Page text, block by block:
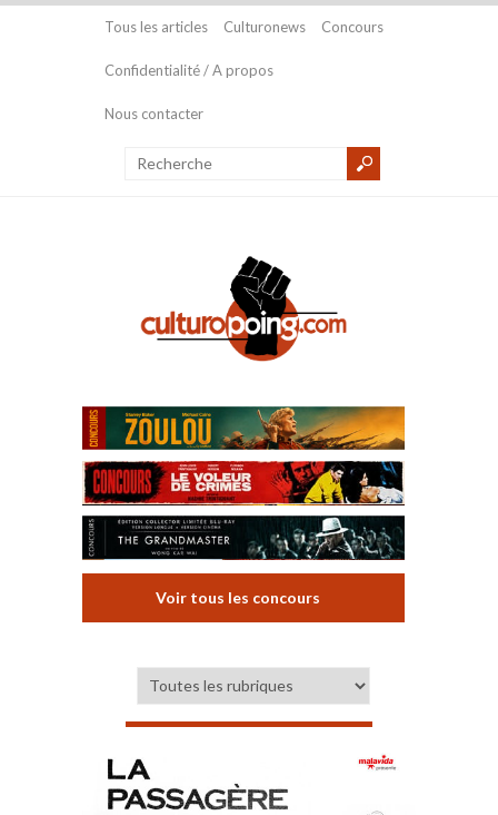
Tous les articles Culturonews Concours
Confidentialité / A propos
Nous contacter
Voir tous les concours